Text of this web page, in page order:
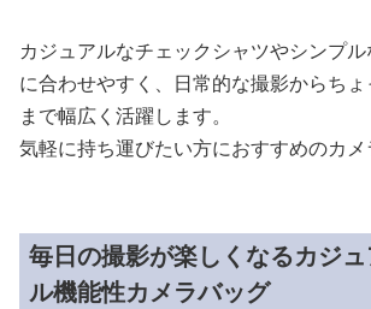
カジュアルなチェックシャツやシンプ
に合わせやすく、日常的な撮影からち
まで幅広く活躍します。
気軽に持ち運びたい方におすすめのカメ
毎日の撮影が楽しくなるカジ
ル機能性カメラバッグ